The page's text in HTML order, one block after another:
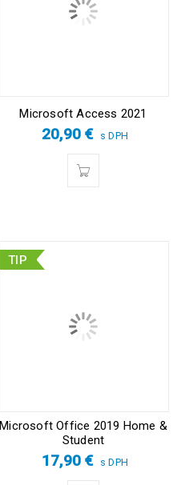
Microsoft Access 2021
20,90€ s DPH
TIP
Microsoft Office 2019 Home &
Student
17,90€ s DPH